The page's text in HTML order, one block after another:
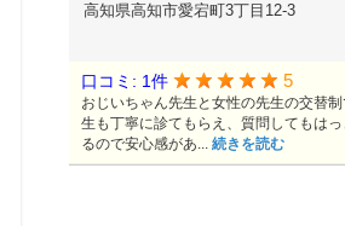
高知県高知市愛宕町3丁目12-3
口コミ: 1件 5
おじいちゃん先生と女性の先生の交替
生も丁寧に診てもらえ、質問してもは
るので安心感があ... 続きを読む